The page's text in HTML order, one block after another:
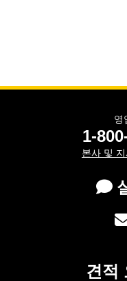
영
1-
본사 및
견적